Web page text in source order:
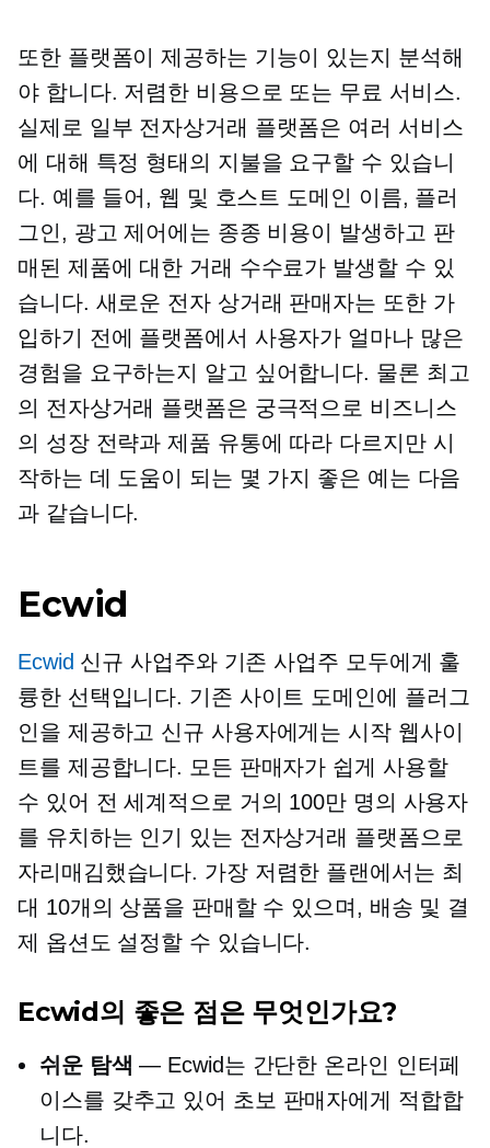
또한 플랫폼이 제공하는 기능이 있는지 분석해
야 합니다. 저렴한 비용으로 또는 무료 서비스.
실제로 일부 전자상거래 플랫폼은 여러 서비스
에 대해 특정 형태의 지불을 요구할 수 있습니
다. 예를 들어, 웹 및 호스트 도메인 이름, 플러
그인, 광고 제어에는 종종 비용이 발생하고 판
매된 제품에 대한 거래 수수료가 발생할 수 있
습니다. 새로운 전자 상거래 판매자는 또한 가
입하기 전에 플랫폼에서 사용자가 얼마나 많은
경험을 요구하는지 알고 싶어합니다. 물론 최고
의 전자상거래 플랫폼은 궁극적으로 비즈니스
의 성장 전략과 제품 유통에 따라 다르지만 시
작하는 데 도움이 되는 몇 가지 좋은 예는 다음
과 같습니다.
Ecwid
Ecwid 신규 사업주와 기존 사업주 모두에게 훌
륭한 선택입니다. 기존 사이트 도메인에 플러그
인을 제공하고 신규 사용자에게는 시작 웹사이
트를 제공합니다. 모든 판매자가 쉽게 사용할
수 있어 전 세계적으로 거의 100만 명의 사용자
를 유치하는 인기 있는 전자상거래 플랫폼으로
자리매김했습니다. 가장 저렴한 플랜에서는 최
대 10개의 상품을 판매할 수 있으며, 배송 및 결
제 옵션도 설정할 수 있습니다.
Ecwid의 좋은 점은 무엇인가요?
쉬운 탐색 — Ecwid는 간단한 온라인 인터페
이스를 갖추고 있어 초보 판매자에게 적합합
니다.